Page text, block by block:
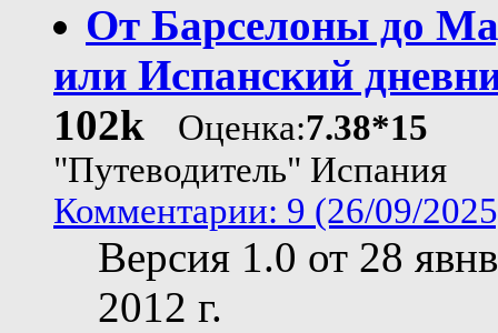
От Барселоны до
или Испанский
102k
Оценка:7.38*15
"Путеводитель" Испания
Комментарии: 9 (26/09/
Версия 1.0 от 28
2012 г.